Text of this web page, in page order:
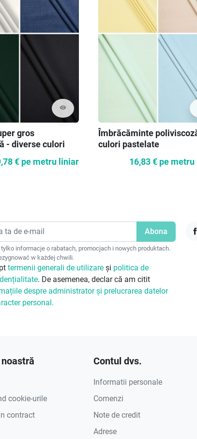
visibility
gros
- diverse culori
€ pe metru liniar
Îmbrăcăminte
culori pastelate
16,83 € pe
tylko informacje o rabatach, promocjach i nowych produktach.
w każdej chwili.
termenii generali de utilizare și politica de
. De asemenea, declar că am citit
despre administrator și prelucrarea datelor
personal.
cookie-urile
contract
Contul dvs.
Informatii personale
Comenzi
Note de credit
Adrese